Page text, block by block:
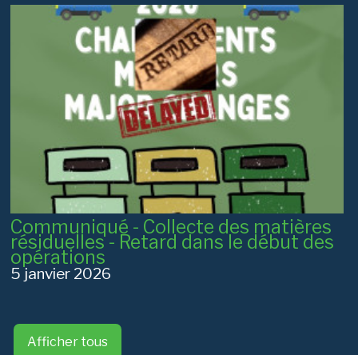
Communiqué - Collecte des matières
résiduelles - Retard dans le début des
opérations
5 janvier 2026
Afficher tous